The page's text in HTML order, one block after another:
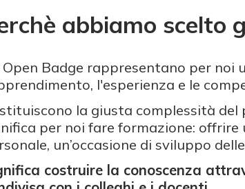
abbiamo scelto
Open Badge rappresentano per
l'esperienza e le
la giusta complessità
per noi fare formazione:
un’occasione di sviluppo
costruire la conoscenza